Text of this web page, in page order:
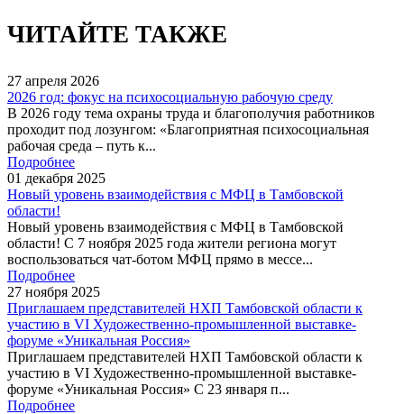
ЧИТАЙТЕ ТАКЖЕ
27 апреля 2026
2026 год: фокус на психосоциальную рабочую среду
В 2026 году тема охраны труда и благополучия работников
проходит под лозунгом: «Благоприятная психосоциальная
рабочая среда – путь к...
Подробнее
01 декабря 2025
Новый уровень взаимодействия с МФЦ в Тамбовской
области!
Новый уровень взаимодействия с МФЦ в Тамбовской
области! С 7 ноября 2025 года жители региона могут
воспользоваться чат-ботом МФЦ прямо в мессе...
Подробнее
27 ноября 2025
Приглашаем представителей НХП Тамбовской области к
участию в VI Художественно-промышленной выставке-
форуме «Уникальная Россия»
Приглашаем представителей НХП Тамбовской области к
участию в VI Художественно-промышленной выставке-
форуме «Уникальная Россия» С 23 января п...
Подробнее